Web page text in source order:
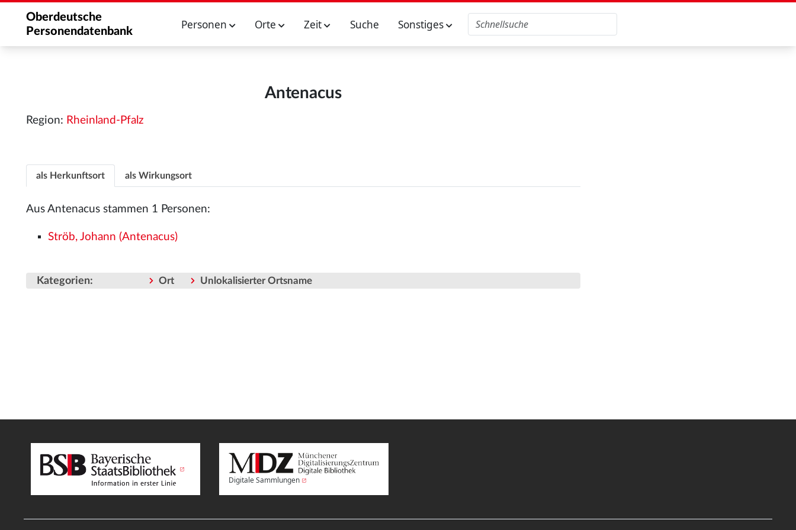
Oberdeutsche
Personendatenbank
Personen Orte Zeit Suche Sonstiges
Antenacus
Region: Rheinland-Pfalz
als Herkunftsort als Wirkungsort
Aus Antenacus stammen 1 Personen:
Ströb, Johann (Antenacus)
Kategorien: Ort Unlokalisierter Ortsname
Digitale Sammlungen